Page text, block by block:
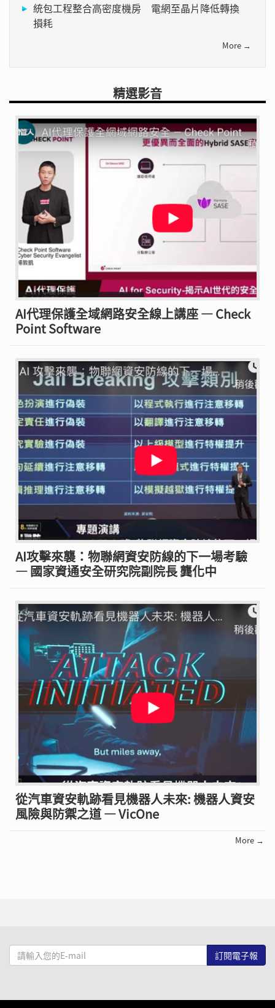
統包工程整合高密度機房 電網至晶片降低轉換
損耗
More →
精選影音
AI代理保護全域網路安全線上講座 — Check
Point Software
AI攻擊來襲：物聯網資安防線的下一場考驗
— 國家資通安全研究院副院長 龔化中
從汽車資安軌跡看見機器人未來: 機器人資安
風險與防禦之道 — VicOne
More →
請
輸